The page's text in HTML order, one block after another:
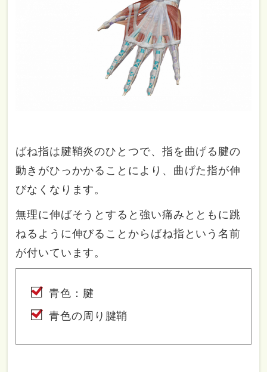
ばね指は腱鞘炎のひとつで、指を曲げる腱の
動きがひっかかることにより、曲げた指が伸
びなくなります。
無理に伸ばそうとすると強い痛みとともに跳
ねるように伸びることからばね指という名前
が付いています。
青色：腱
青色の周り腱鞘